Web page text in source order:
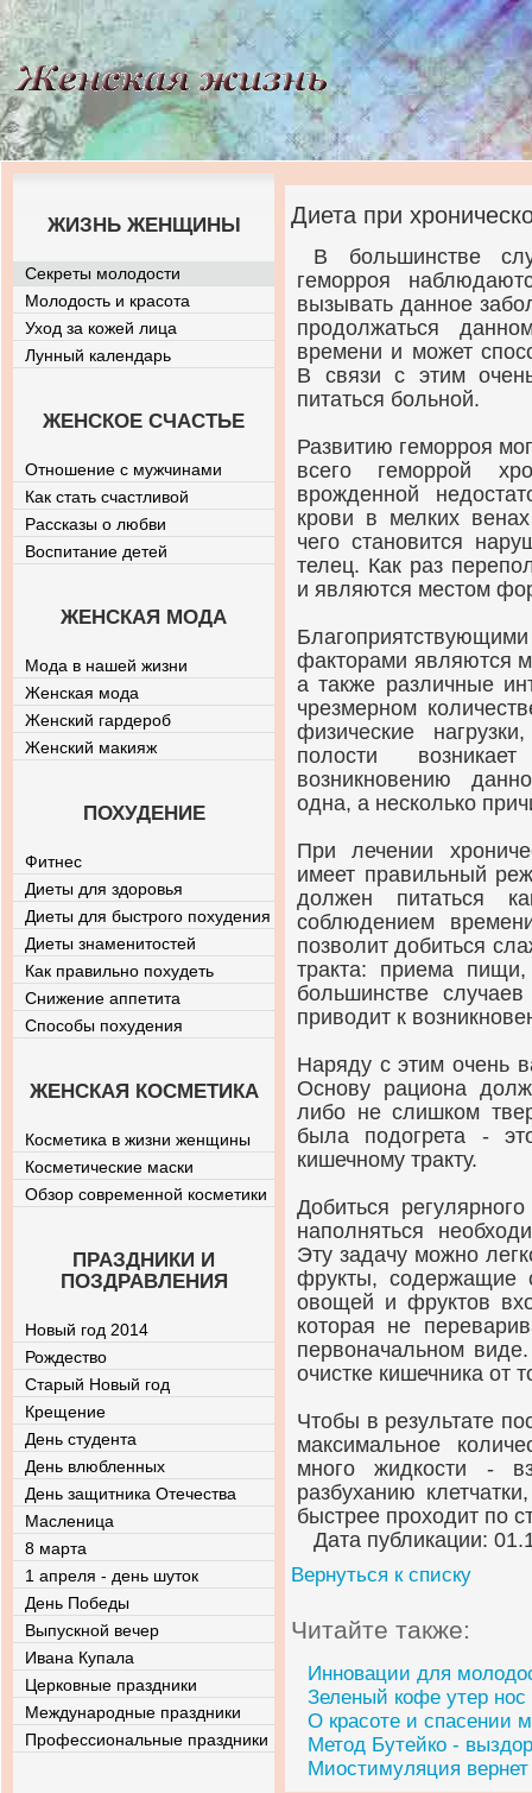
Диета при
В большинстве
геморроя
вызывать данное
продолжаться
времени и может
В связи с этим
питаться больной.
Развитию геморроя
всего геморрой
врожденной
крови в мелких
чего становится
телец. Как раз
и являются местом
факторами являются
а также различные
чрезмерном
физические
полости
возникновению
одна, а несколько
При лечении
имеет правильный
должен питаться
соблюдением
позволит добиться
тракта: приема
большинстве
приводит к
Наряду с этим очень
Основу рациона
либо не слишком
была подогрета -
кишечному тракту.
Добиться
наполняться
Эту задачу можно
фрукты, содержащие
овощей и фруктов
которая не
первоначальном
очистке кишечника от
Чтобы в результате
максимальное
много жидкости -
разбуханию
быстрее проходит по
Дата публикации:
Вернуться к списку
Читайте также:
Инновации для
Зеленый кофе утер
О красоте и спасении
Метод Бутейко -
Миостимуляция
ЖИЗНЬ ЖЕНЩИНЫ
Секреты молодости
Молодость и красота
Уход за кожей лица
Лунный календарь
ЖЕНСКОЕ СЧАСТЬЕ
Отношение с мужчинами
Как стать счастливой
Рассказы о любви
Воспитание детей
ЖЕНСКАЯ МОДА
Мода в нашей жизни
Женская мода
Женский гардероб
Женский макияж
ПОХУДЕНИЕ
Фитнес
Диеты для здоровья
Диеты для быстрого похудения
Диеты знаменитостей
Как правильно похудеть
Снижение аппетита
Способы похудения
ЖЕНСКАЯ КОСМЕТИКА
Косметика в жизни женщины
Косметические маски
Обзор современной косметики
ПРАЗДНИКИ И
ПОЗДРАВЛЕНИЯ
Новый год 2014
Рождество
Старый Новый год
Крещение
День студента
День влюбленных
День защитника Отечества
Масленица
8 марта
1 апреля - день шуток
День Победы
Выпускной вечер
Ивана Купала
Церковные праздники
Международные праздники
Профессиональные праздники